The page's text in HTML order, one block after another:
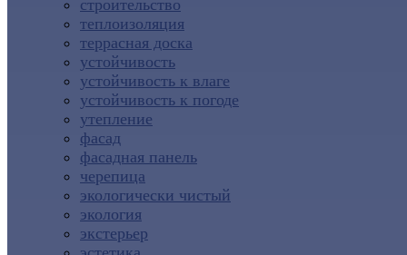
строительство
теплоизоляция
террасная доска
устойчивость
устойчивость к влаге
устойчивость к погоде
утепление
фасад
фасадная панель
черепица
экологически чистый
экология
экстерьер